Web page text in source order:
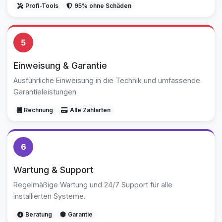
Profi-Tools 95% ohne Schäden
5
Einweisung & Garantie
Ausführliche Einweisung in die Technik und umfassende
Garantieleistungen.
Rechnung Alle Zahlarten
6
Wartung & Support
Regelmäßige Wartung und 24/7 Support für alle
installierten Systeme.
Beratung Garantie